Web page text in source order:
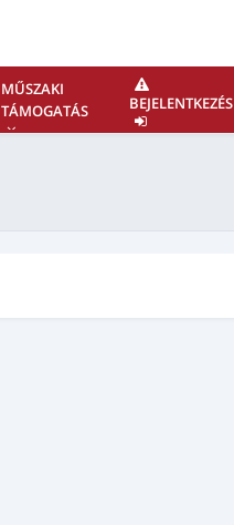
MŰSZAKI
TÁMOGATÁS
BEJELENTKEZÉS